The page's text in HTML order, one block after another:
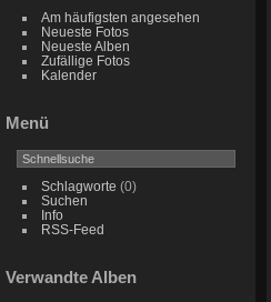
Am häufigsten angesehen
Neueste Fotos
Neueste Alben
Zufällige Fotos
Kalender
Menü
Schlagworte (0)
Suchen
Info
RSS-Feed
Verwandte Alben